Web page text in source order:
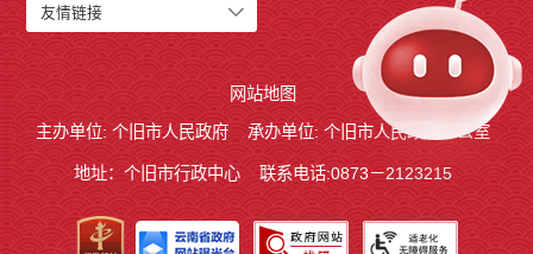
友情链接
网站地图
主办单位: 个旧市人民政府
承办单位: 个旧市人民政府办公室
地址：个旧市行政中心 联系电话:0873－2123215